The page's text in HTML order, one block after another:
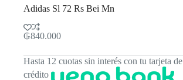
Adidas Sl 72 Rs Bei Mn
₲840.000
Hasta 12 cuotas sin interés con tu tarjeta de
crédito